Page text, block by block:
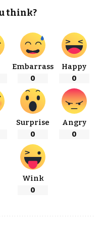
think?
Embarrass
0
Happy
0
Surprise
0
Angry
0
Wink
0